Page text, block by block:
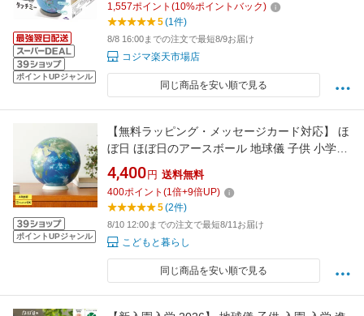
ポイントUPジャンル
1,557ポイント (10%ポイントバック)
5(1件)
8/8 16:00までの注文で最短8/9お届け
コジマ楽天市場店
同じ商品を安い順で見る
ポイントUPジャンル
【無料ラッピング・メッセージカード対応】 ほ
ぼ日 ほぼ日のアースボール 地球儀 子供 小学生
おしゃれ スマホ連動 アプリ 知育玩具 インテリ
ア 入学祝い プレゼント
4,400 円 送料無料
400ポイント (1倍+9倍UP)
5(2件)
8/10 12:00までの注文で最短8/11お届け
こどもと暮らし
同じ商品を安い順で見る